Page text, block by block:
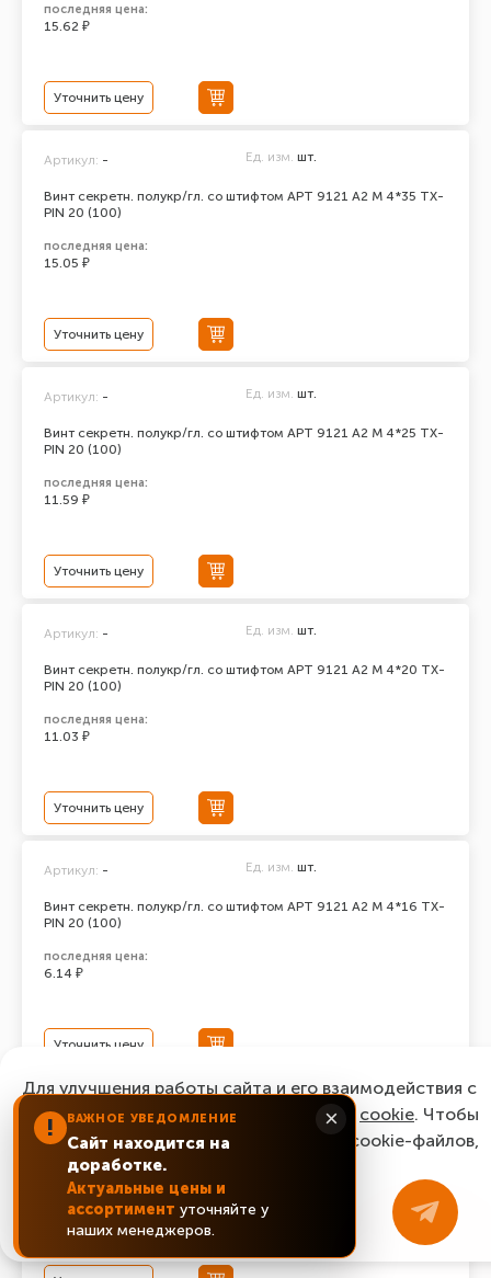
последняя цена:
15.62 ₽
Уточнить цену
Винт секретн. полукр/гл. со штифтом АРТ 9121 А2 M 4*35 TX-
PIN 20 (100)
Артикул: - Ед. изм. шт.
последняя цена:
15.05 ₽
Уточнить цену
Винт секретн. полукр/гл. со штифтом АРТ 9121 А2 M 4*25 TX-
PIN 20 (100)
Артикул: - Ед. изм. шт.
последняя цена:
11.59 ₽
Уточнить цену
Винт секретн. полукр/гл. со штифтом АРТ 9121 А2 M 4*20 TX-
PIN 20 (100)
Артикул: - Ед. изм. шт.
последняя цена:
11.03 ₽
Уточнить цену
Винт секретн. полукр/гл. со штифтом АРТ 9121 А2 M 4*16 TX-
PIN 20 (100)
Артикул: - Ед. изм. шт.
последняя цена:
6.14 ₽
Уточнить цену
Винт секретн. полукр/гл. со штифтом АРТ 9121 А2 M 4*12 TX-
PIN 20 (100)
последняя цена:
9.56 ₽
! ВАЖНОЕ УВЕДОМЛЕНИЕ
Сайт находится на
доработке.
Актуальные цены и
ассортимент уточняйте у
наших менеджеров.
×
Для улучшения работы сайта и его взаимодействия с
пользователями мы используем файлы cookie. Чтобы
согласиться с нашим использованием cookie-файлов,
нажмите “Ок, понятно!”
ОК, понятно!